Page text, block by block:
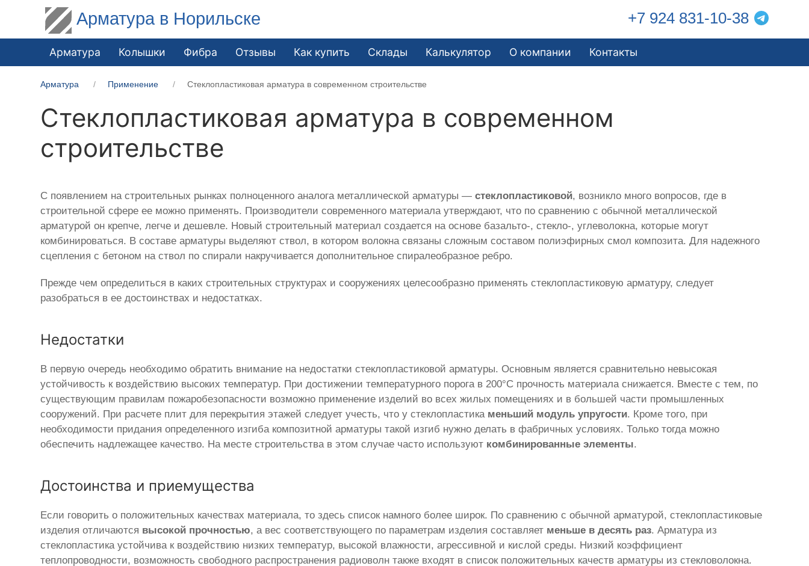
Арматура в Норильске +7 924 831-10-38
Арматура Колышки Фибра Отзывы Как купить Склады Калькулятор О компании Контакты
Арматура Применение Стеклопластиковая арматура в современном строительстве
Стеклопластиковая арматура в современном
строительстве
С появлением на строительных рынках полноценного аналога металлической арматуры —стеклопластиковой, возникло много вопросов, где в
строительной сфере ее можно применять. Производители современного материала утверждают, что по сравнению с обычной металлической
арматурой он крепче, легче и дешевле. Новый строительный материал создается на основе базальто-, стекло-, углеволокна, которые могут
комбинироваться. В составе арматуры выделяют ствол, в котором волокна связаны сложным составом полиэфирных смол композита. Для надежного
сцепления с бетоном на ствол по спирали накручивается дополнительное спиралеобразное ребро.
Прежде чем определиться в каких строительных структурах и сооружениях целесообразно применять стеклопластиковую арматуру, следует
разобраться в ее достоинствах и недостатках.
Недостатки
В первую очередь необходимо обратить внимание на недостатки стеклопластиковой арматуры. Основным является сравнительно невысокая
устойчивость к воздействию высоких температур. При достижении температурного порога в 200°С прочность материала снижается. Вместе с тем, по
существующим правилам пожаробезопасности возможно применение изделий во всех жилых помещениях и в большей части промышленных
сооружений. При расчете плит для перекрытия этажей следует учесть, что у стеклопластика меньший модуль упругости. Кроме того, при
необходимости придания определенного изгиба композитной арматуры такой изгиб нужно делать в фабричных условиях. Только тогда можно
обеспечить надлежащее качество. На месте строительства в этом случае часто используют комбинированные элементы.
Достоинства и приемущества
Если говорить о положительных качествах материала, то здесь список намного более широк. По сравнению с обычной арматурой, стеклопластиковые
изделия отличаются высокой прочностью, а вес соответствующего по параметрам изделия составляет меньше в десять раз. Арматура из
стеклопластика устойчива к воздействию низких температур, высокой влажности, агрессивной и кислой среды. Низкий коэффициент
теплопроводности, возможность свободного распространения радиоволн также входят в список положительных качеств арматуры из стекловолокна.